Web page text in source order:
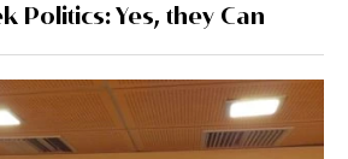
Politics: Yes, they Can